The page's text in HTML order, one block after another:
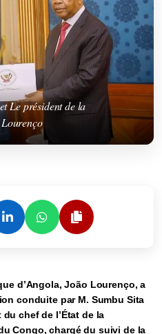
Le président de la
d’Angola, João Lourenço, a
conduite par M. Sumbu Sita
chef de l’État de la
Congo, chargé du suivi de la